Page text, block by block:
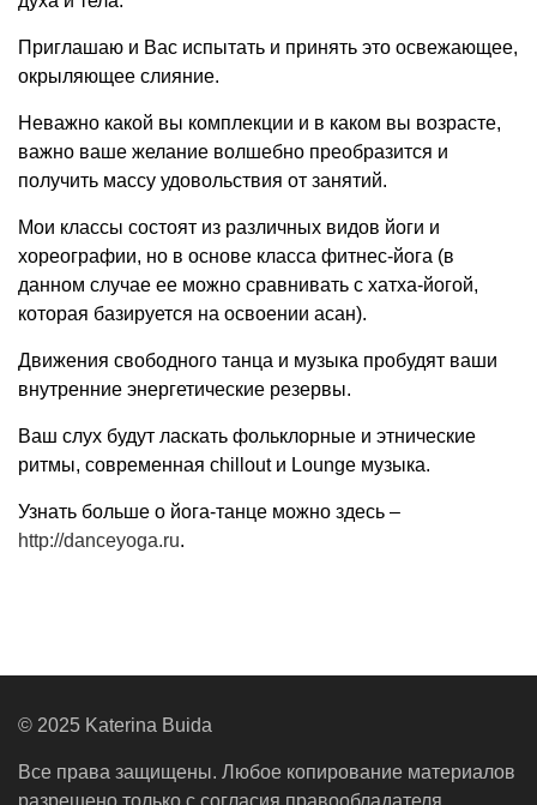
Приглашаю и Вас испытать и принять это освежающее,
окрыляющее слияние.
Неважно какой вы комплекции и в каком вы возрасте,
важно ваше желание волшебно преобразится и
получить массу удовольствия от занятий.
Мои классы состоят из различных видов йоги и
хореографии, но в основе класса фитнес-йога (в
данном случае ее можно сравнивать с хатха-йогой,
которая базируется на освоении асан).
Движения свободного танца и музыка пробудят ваши
внутренние энергетические резервы.
Ваш слух будут ласкать фольклорные и этнические
ритмы, современная chillout и Lounge музыка.
Узнать больше о йога-танце можно здесь –
http://danceyoga.ru.
© 2025 Katerina Buida
Все права защищены. Любое копирование материалов
разрешено только с согласия правообладателя